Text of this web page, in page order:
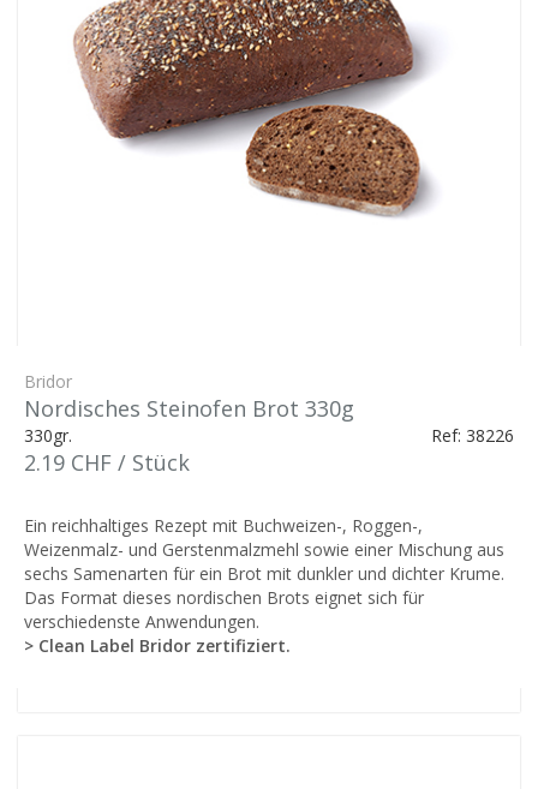
Bridor
Nordisches Steinofen Brot 330g
330gr. Ref: 38226
2.19 CHF / Stück
Ein reichhaltiges Rezept mit Buchweizen-, Roggen-,
Weizenmalz- und Gerstenmalzmehl sowie einer Mischung aus
sechs Samenarten für ein Brot mit dunkler und dichter Krume.
Das Format dieses nordischen Brots eignet sich für
verschiedenste Anwendungen.
> Clean Label Bridor zertifiziert.